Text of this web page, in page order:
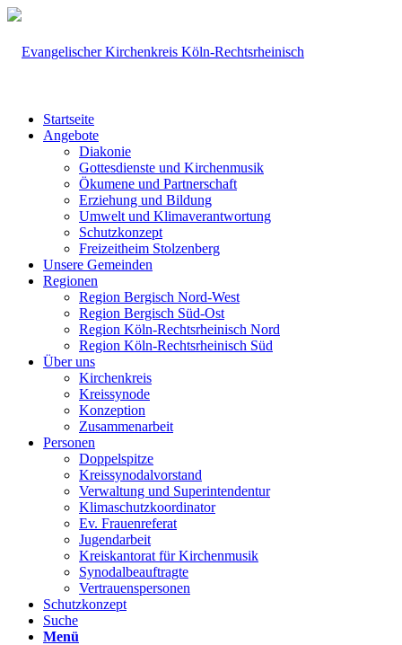
Startseite
Angebote
Diakonie
Gottesdienste und Kirchenmusik
Ökumene und Partnerschaft
Erziehung und Bildung
Umwelt und Klimaverantwortung
Schutzkonzept
Freizeitheim Stolzenberg
Unsere Gemeinden
Regionen
Region Bergisch Nord-West
Region Bergisch Süd-Ost
Region Köln-Rechtsrheinisch Nord
Region Köln-Rechtsrheinisch Süd
Über uns
Kirchenkreis
Kreissynode
Konzeption
Zusammenarbeit
Personen
Doppelspitze
Kreissynodalvorstand
Verwaltung und Superintendentur
Klimaschutzkoordinator
Ev. Frauenreferat
Jugendarbeit
Kreiskantorat für Kirchenmusik
Synodalbeauftragte
Vertrauenspersonen
Schutzkonzept
Suche
Menü